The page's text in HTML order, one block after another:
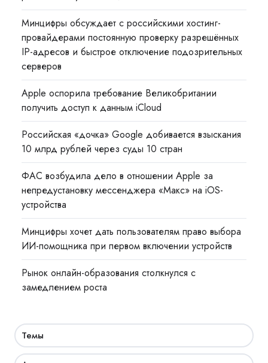
Минцифры обсуждает с российскими хостинг-
провайдерами постоянную проверку разрешённых
IP-адресов и быстрое отключение подозрительных
серверов
Apple оспорила требование Великобритании
получить доступ к данным iCloud
Российская «дочка» Google добивается взыскания
10 млрд рублей через суды 10 стран
ФАС возбудила дело в отношении Apple за
непредустановку мессенджера «Макс» на iOS-
устройства
Минцифры хочет дать пользователям право выбора
ИИ-помощника при первом включении устройств
Рынок онлайн-образования столкнулся с
замедлением роста
Темы